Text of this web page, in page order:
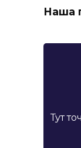
Наша
Тут